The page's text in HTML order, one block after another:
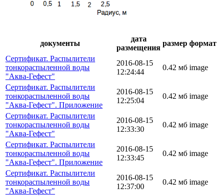
документы
дата
размещения
размер формат
Сертификат. Распылители
тонкораспыленной воды
"Аква-Гефест"
2016-08-15
12:24:44
0.42 мб image
Сертификат. Распылители
тонкораспыленной воды
"Аква-Гефест". Приложение
2016-08-15
12:25:04
0.42 мб image
Сертификат. Распылители
тонкораспыленной воды
"Аква-Гефест"
2016-08-15
12:33:30
0.42 мб image
Сертификат. Распылители
тонкораспыленной воды
"Аква-Гефест". Приложение
2016-08-15
12:33:45
0.42 мб image
Сертификат. Распылители
тонкораспыленной воды
"Аква-Гефест"
2016-08-15
12:37:00
0.42 мб image